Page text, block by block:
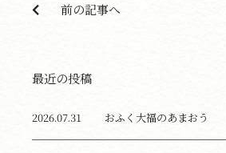
前の記事へ
最近の投稿
2026.07.31 おふく大福のあまおう